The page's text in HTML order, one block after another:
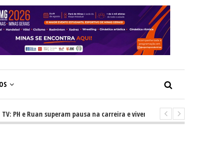
e Ruan superam pausa na carreira e vivem ascensão no cenário sertanejo